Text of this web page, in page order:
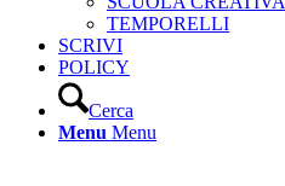
TEMPORELLI
SCRIVI
POLICY
Cerca
Menu Menu